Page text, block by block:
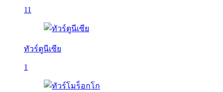
11
ทัวร์ตูนีเซีย
1